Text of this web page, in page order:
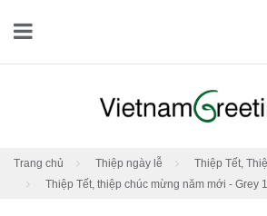
Trang chủ Thiệp ngày lễ
Thiệp Tết,
Thiệp Tết, thiệp chúc mừng năm mới - Grey